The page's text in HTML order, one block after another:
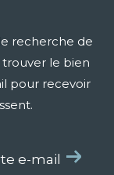
recherche de
le bien
pour recevoir
e-mail